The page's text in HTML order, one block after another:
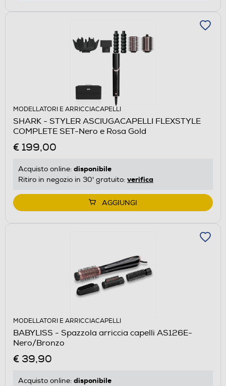
MODELLATORI E ARRICCIACAPELLI
SHARK - STYLER ASCIUGACAPELLI FLEXSTYLE
COMPLETE SET-Nero e Rosa Gold
€ 199,00
Acquisto online: disponibile
Ritiro in negozio in 30' gratuito: verifica
AGGIUNGI
MODELLATORI E ARRICCIACAPELLI
BABYLISS - Spazzola arriccia capelli AS126E-
Nero/Bronzo
€ 39,90
Acquisto online: disponibile